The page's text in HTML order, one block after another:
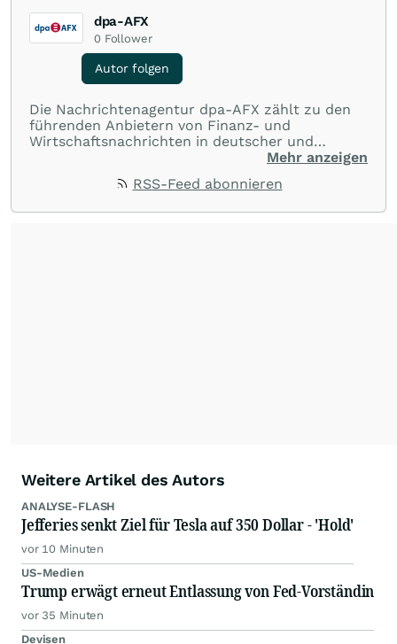
dpa-AFX
0 Follower
Autor folgen
Die Nachrichtenagentur dpa-AFX zählt zu den
führenden Anbietern von Finanz- und
Wirtschaftsnachrichten in deutscher und
englischer Sprache. Gestützt auf ein
dpa-AFX unabhängig, zuverlässig und schnell
Mehr anzeigen
RSS-Feed abonnieren
Weitere Artikel des Autors
ANALYSE-FLASH
Jefferies senkt Ziel für Tesla auf 350 Dollar - 'Hold'
vor 10 Minuten
US-Medien
Trump erwägt erneut Entlassung von Fed-Vorständin
vor 35 Minuten
Devisen